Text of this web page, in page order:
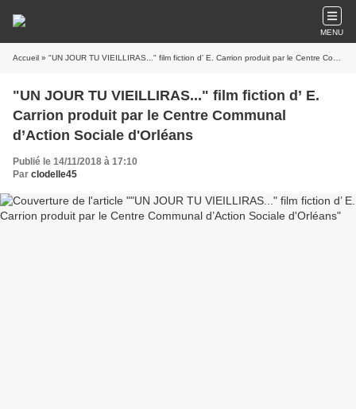
MENU
Accueil » "UN JOUR TU VIEILLIRAS..." film fiction d’ E. Carrion produit par le Centre Communal d’Action Sociale d'Orléans
"UN JOUR TU VIEILLIRAS..." film fiction d’ E.
Carrion produit par le Centre Communal
d’Action Sociale d'Orléans
Publié le 14/11/2018 à 17:10
Par clodelle45